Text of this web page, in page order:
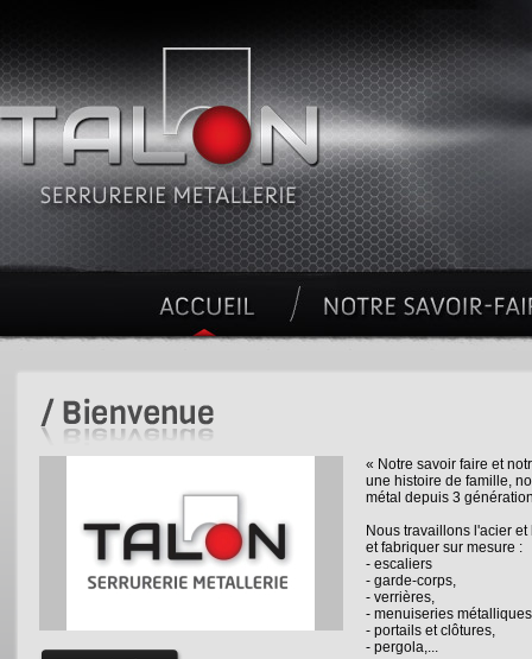
« Notre savoir faire et
une histoire de famille,
métal depuis 3
Nous travaillons l'acier
et fabriquer sur mesure :
- escaliers
- garde-corps,
- verrières,
- menuiseries
- portails et clôtures,
- pergola,...